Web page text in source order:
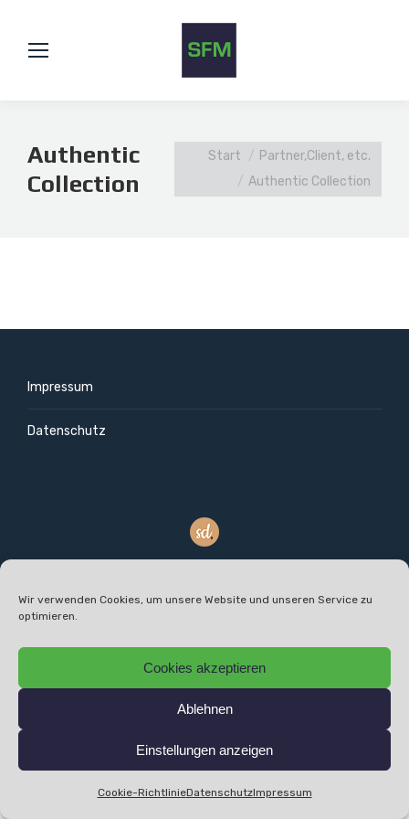
Wir verwenden Cookies, um unsere Website und unseren Service zu
optimieren.
Cookies akzeptieren
Ablehnen
Einstellungen anzeigen
Cookie-RichtlinieDatenschutzImpressum
Authentic
Collection
Sie befinden sich hier:
Start
Partner,Client, etc.
Authentic Collection
Impressum
Datenschutz
2026 SFM Service & Facility Management GmbH |
Impressum